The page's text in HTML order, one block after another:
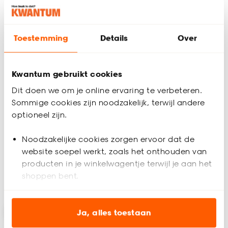
Toestemming Details Over
Kwantum gebruikt cookies
Dit doen we om je online ervaring te verbeteren.
Sommige cookies zijn noodzakelijk, terwijl andere
optioneel zijn.
Noodzakelijke cookies zorgen ervoor dat de
website soepel werkt, zoals het onthouden van
producten in je winkelwagentje terwijl je aan het
shoppen bent.
Analytische cookies (optioneel) helpen ons de
website te verbeteren voor jou en al onze andere
Ja, alles toestaan
Kandelaar Kat
Zwart/Wit
5.50
Binnen 2-3 werkdagen bezorgd
Kandelaar Caluso Off-
White
9.50